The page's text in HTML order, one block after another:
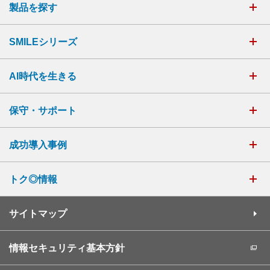
製品を探す
SMILEシリーズ
AI時代を生きる
保守・サポート
成功導入事例
トク◎情報
サイトマップ
情報セキュリティ基本方針